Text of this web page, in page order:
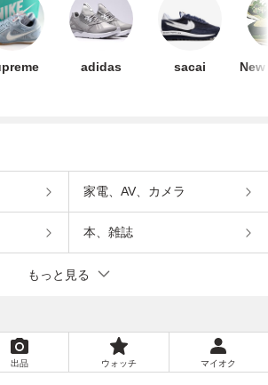
adidas sacai
家電、AV、カメラ
本、雑誌
もっと見る
出品 ウォッチ マイオク